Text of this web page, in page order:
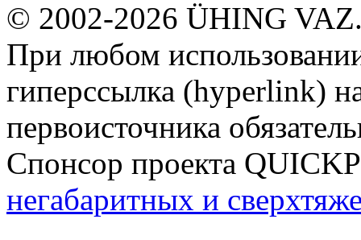
© 2002-2026 ÜHING
При любом
гиперссылка (hyperlink)
первоисточника
Спонсор проекта
негабаритных и